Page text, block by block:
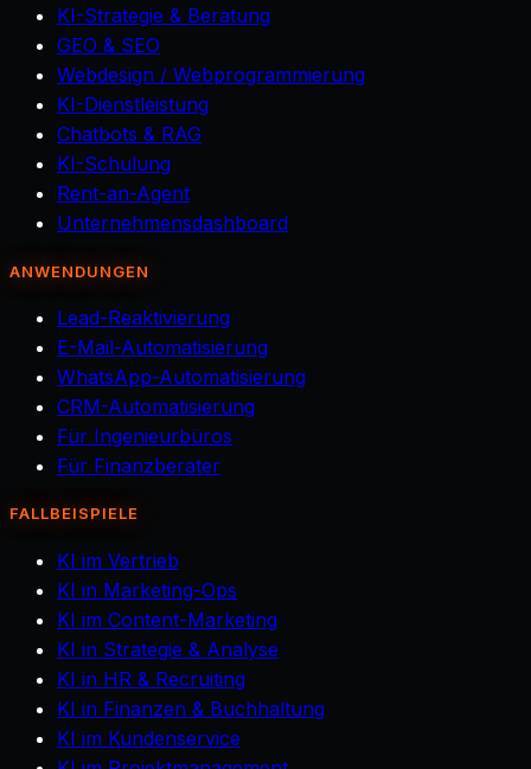
KI-Strategie & Beratung
GEO & SEO
Webdesign / Webprogrammierung
KI-Dienstleistung
Chatbots & RAG
KI-Schulung
Rent-an-Agent
Unternehmensdashboard
ANWENDUNGEN
Lead-Reaktivierung
E-Mail-Automatisierung
WhatsApp-Automatisierung
CRM-Automatisierung
Für Ingenieurbüros
Für Finanzberater
FALLBEISPIELE
KI im Vertrieb
KI in Marketing-Ops
KI im Content-Marketing
KI in Strategie & Analyse
KI in HR & Recruiting
KI in Finanzen & Buchhaltung
KI im Kundenservice